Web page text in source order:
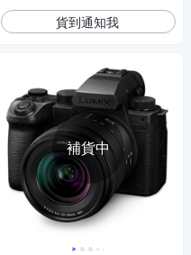
貨到通知我
補貨中